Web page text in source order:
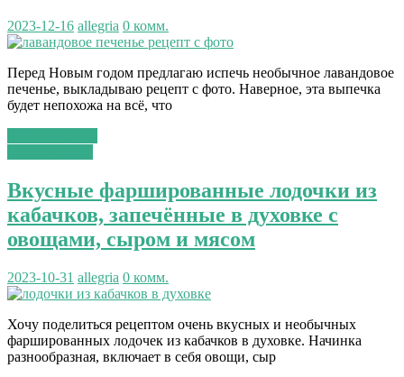
2023-12-16 allegria 0 комм.
Перед Новым годом предлагаю испечь необычное лавандовое
печенье, выкладываю рецепт с фото. Наверное, эта выпечка
будет непохожа на всё, что
Вкусные фаршированные лодочки из
кабачков, запечённые в духовке с
овощами, сыром и мясом
2023-10-31 allegria 0 комм.
Хочу поделиться рецептом очень вкусных и необычных
фаршированных лодочек из кабачков в духовке. Начинка
разнообразная, включает в себя овощи, сыр